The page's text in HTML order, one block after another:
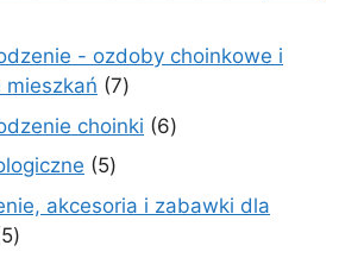
- ozdoby choinkowe i
mieszkań 77
produktów
choinki 66
55
produktów
akcesoria i zabawki dla
55